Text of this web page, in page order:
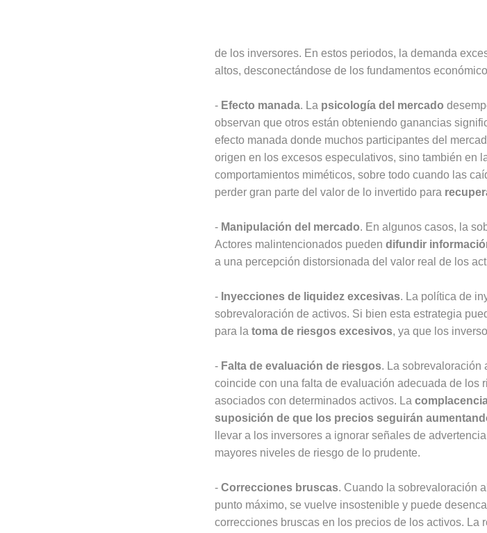
de los inversores. En estos periodos, la demanda
altos, desconectándose de los fundamentos
- Efecto manada. La psicología del mercado
observan que otros están obteniendo ganancias
efecto manada donde muchos participantes del
origen en los excesos especulativos, sino también en
comportamientos miméticos, sobre todo cuando las
perder gran parte del valor de lo invertido para
- Manipulación del mercado. En algunos casos, la
Actores malintencionados pueden difundir
a una percepción distorsionada del valor real de los
- Inyecciones de liquidez excesivas. La política de
sobrevaloración de activos. Si bien esta estrategia
para la toma de riesgos excesivos, ya que los
- Falta de evaluación de riesgos. La sobrevaloración
coincide con una falta de evaluación adecuada de los
asociados con determinados activos. La
suposición de que los precios seguirán
llevar a los inversores a ignorar señales de
mayores niveles de riesgo de lo prudente.
- Correcciones bruscas. Cuando la sobrevaloración
punto máximo, se vuelve insostenible y puede
correcciones bruscas en los precios de los activos. La